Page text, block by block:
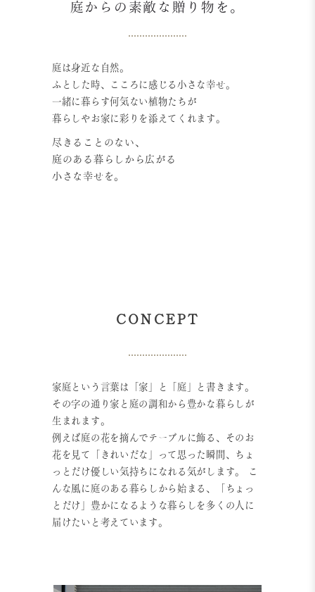
庭からの素敵な贈り物を。
庭は身近な自然。
ふとした時、こころに感じる小さな幸せ。
一緒に暮らす何気ない植物たちが
暮らしやお家に彩りを添えてくれます。
尽きることのない、
庭のある暮らしから広がる
小さな幸せを。
CONCEPT
家庭という言葉は「家」と「庭」と書きます。
その字の通り家と庭の調和から豊かな暮らしが
生まれます。
例えば庭の花を摘んでテーブルに飾る、そのお
花を見て「きれいだな」って思った瞬間、ちょ
っとだけ優しい気持ちになれる気がします。 こ
んな風に庭のある暮らしから始まる、「ちょっ
とだけ」豊かになるような暮らしを多くの人に
届けたいと考えています。